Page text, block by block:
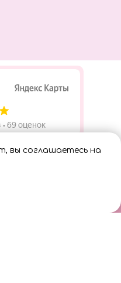
вы соглашаетесь на
Разработать сайт